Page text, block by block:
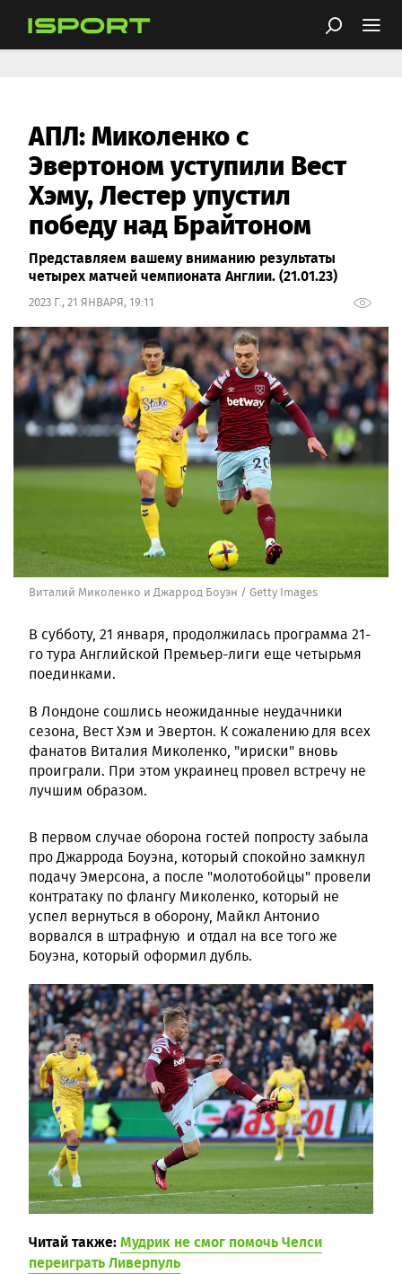
АПЛ: Миколенко с
Эвертоном уступили Вест
Хэму, Лестер упустил
победу над Брайтоном
Представляем вашему вниманию результаты
четырех матчей чемпионата Англии. (21.01.23)
2023 Г., 21 ЯНВАРЯ, 19:11
Виталий Миколенко и Джаррод Боуэн / Getty Images
В субботу, 21 января, продолжилась программа 21-
го тура Английской Премьер-лиги еще четырьмя
поединками.
В Лондоне сошлись неожиданные неудачники
сезона, Вест Хэм и Эвертон. К сожалению для всех
фанатов Виталия Миколенко, "ириски" вновь
проиграли. При этом украинец провел встречу не
лучшим образом.
В первом случае оборона гостей попросту забыла
про Джаррода Боуэна, который спокойно замкнул
подачу Эмерсона, а после "молотобойцы" провели
контратаку по флангу Миколенко, который не
успел вернуться в оборону, Майкл Антонио
ворвался в штрафную и отдал на все того же
Боуэна, который оформил дубль.
Читай также:Мудрик не смог помочь Челси
переиграть Ливерпуль